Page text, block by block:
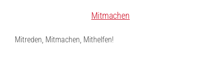
Mitmachen
Mitreden, Mitmachen, Mithelfen!